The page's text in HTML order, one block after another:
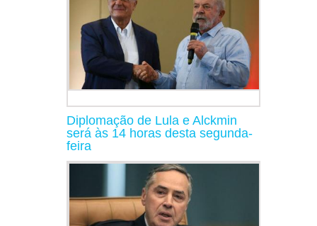
Diplomação de Lula e Alckmin
será às 14 horas desta segunda-
feira